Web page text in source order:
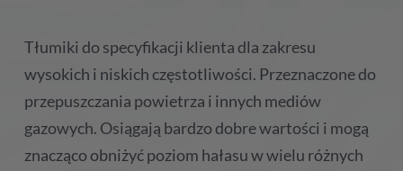
Tłumiki do specyfikacji klienta dla zakresu
wysokich i niskich częstotliwości. Przeznaczone do
przepuszczania powietrza i innych mediów
gazowych. Osiągają bardzo dobre wartości i mogą
znacząco obniżyć poziom hałasu w wielu różnych